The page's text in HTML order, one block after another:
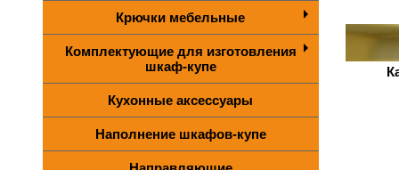
Крючки мебельные
Комплектующие для изготовления
шкаф-купе
Кухонные аксессуары
Наполнение шкафов-купе